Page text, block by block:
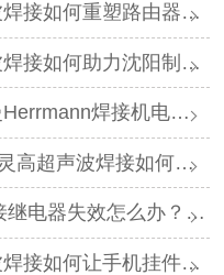
重塑路由器外壳制造？
何助力沈阳制造转型？
焊接机电路板短路难题
如何让喷墨头支架更可靠？
高超声波“四步维修法”精准破局
让手机挂件更“抗造”？